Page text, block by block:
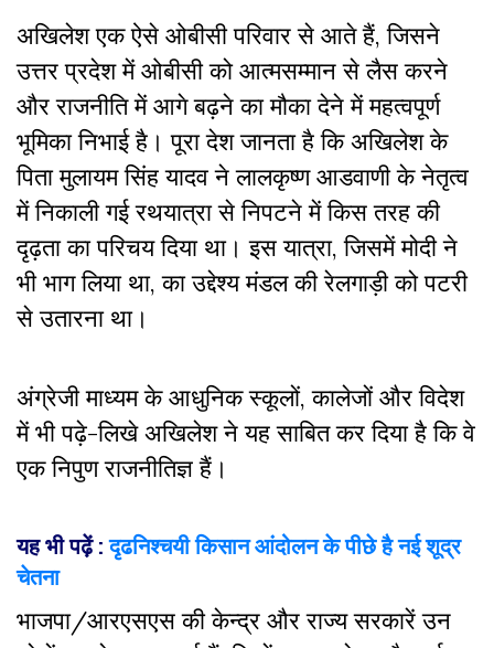
अखिलेश एक ऐसे ओबीसी परिवार से आते हैं, जिसने
उत्तर प्रदेश में ओबीसी को आत्मसम्मान से लैस करने
और राजनीति में आगे बढ़ने का मौका देने में महत्वपूर्ण
भूमिका निभाई है। पूरा देश जानता है कि अखिलेश के
पिता मुलायम सिंह यादव ने लालकृष्ण आडवाणी के नेतृत्व
में निकाली गई रथयात्रा से निपटने में किस तरह की
दृढ़ता का परिचय दिया था। इस यात्रा, जिसमें मोदी ने
भी भाग लिया था, का उद्देश्य मंडल की रेलगाड़ी को पटरी
से उतारना था।
अंग्रेजी माध्यम के आधुनिक स्कूलों, कालेजों और विदेश
में भी पढ़े-लिखे अखिलेश ने यह साबित कर दिया है कि वे
एक निपुण राजनीतिज्ञ हैं।
यह भी पढ़ें :दृढनिश्चयी किसान आंदोलन के पीछे है नई शूद्र
चेतना
भाजपा/आरएसएस की केन्द्र और राज्य सरकारें उन